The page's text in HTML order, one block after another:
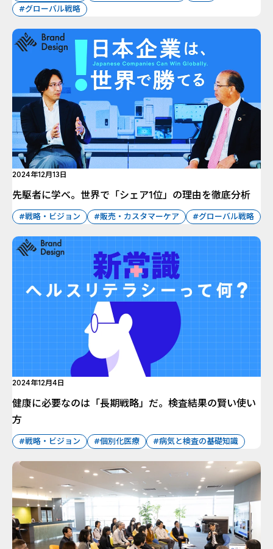
#グローバル戦略
2024年12月13日
先駆者に学べ。世界で「シェア1位」の理由を徹底分析
#戦略・ビジョン #販売・カスタマーケア #グローバル戦略
2024年12月4日
健康に必要なのは「長期戦略」だ。検査結果の賢い使い
方
#戦略・ビジョン #個別化医療 #病気と検査の基礎知識